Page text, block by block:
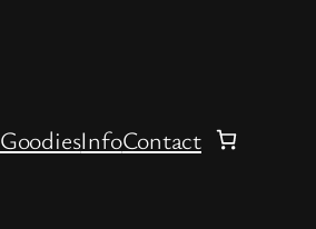
GoodiesInfoContact